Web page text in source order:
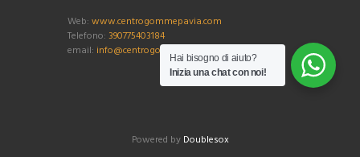
Web: www.centrogommepavia.com
Telefono: 390775403184
email: info@centrogommepavia.com
Powered by Doublesox
Hai bisogno di aiuto?
Inizia una chat con noi!